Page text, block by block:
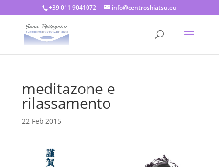
+39 011 9041072 info@centroshiatsu.eu
meditazone e
rilassamento
22 Feb 2015